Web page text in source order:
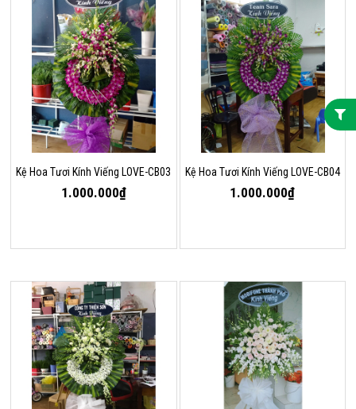
Kệ Hoa Tươi Kính Viếng LOVE-CB03
1.000.000₫
Kệ Hoa Tươi Kính Viếng LOVE-CB04
1.000.000₫